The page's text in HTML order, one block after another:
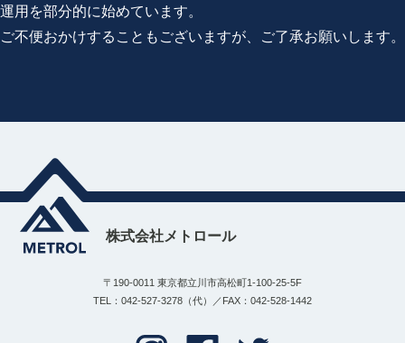
運用を部分的に始めています。
ご不便おかけすることもございますが、ご了承お願いします。
株式会社メトロール
〒190-0011 東京都立川市高松町1-100-25-5F
TEL：042-527-3278（代）／FAX：042-528-1442